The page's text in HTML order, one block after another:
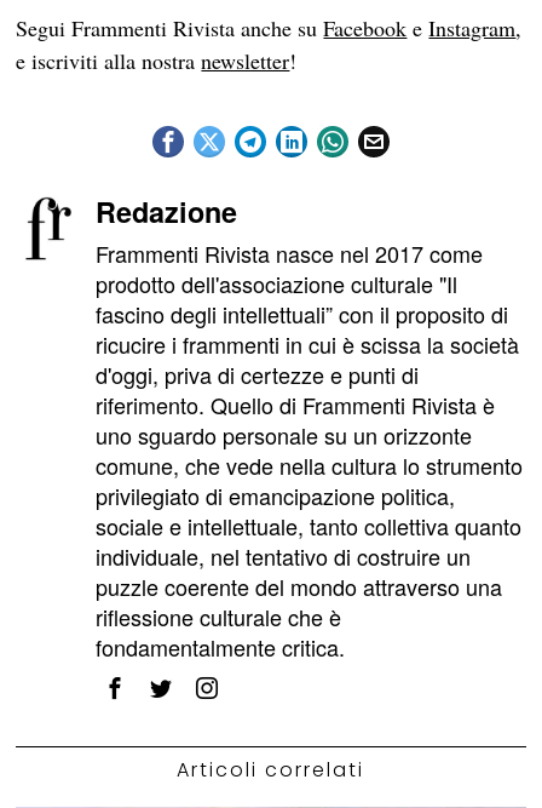
Segui Frammenti Rivista anche suFacebook eInstagram,
e iscriviti alla nostranewsletter!
Redazione
Frammenti Rivista nasce nel 2017 come
prodotto dell'associazione culturale "Il
fascino degli intellettuali” con il proposito di
ricucire i frammenti in cui è scissa la società
d'oggi, priva di certezze e punti di
riferimento. Quello di Frammenti Rivista è
uno sguardo personale su un orizzonte
comune, che vede nella cultura lo strumento
privilegiato di emancipazione politica,
sociale e intellettuale, tanto collettiva quanto
individuale, nel tentativo di costruire un
puzzle coerente del mondo attraverso una
riflessione culturale che è
fondamentalmente critica.
Articoli correlati